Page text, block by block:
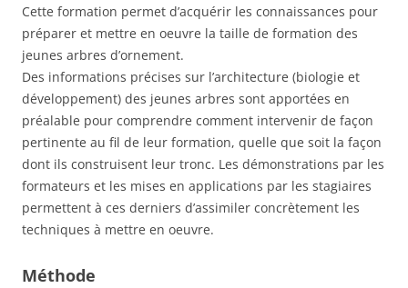
Cette formation permet d’acquérir les connaissances pour
préparer et mettre en oeuvre la taille de formation des
jeunes arbres d’ornement.
Des informations précises sur l’architecture (biologie et
développement) des jeunes arbres sont apportées en
préalable pour comprendre comment intervenir de façon
pertinente au fil de leur formation, quelle que soit la façon
dont ils construisent leur tronc. Les démonstrations par les
formateurs et les mises en applications par les stagiaires
permettent à ces derniers d’assimiler concrètement les
techniques à mettre en oeuvre.
Méthode